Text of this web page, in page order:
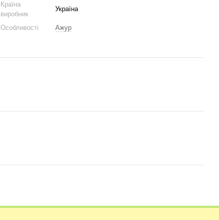
Країна
виробник
Україна
Особливості Ажур